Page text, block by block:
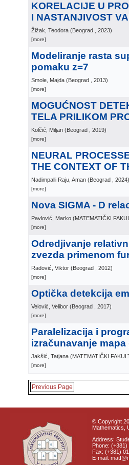
KORELACIJE U
I NASTANJIVOST
Žižak, Teodora (Beograd , 2023)
[more]
Modeliranje rasta
pomaku z=7
Smole, Majda (Beograd , 2013)
[more]
MOGUĆNOST
TELA PRILIKOM
Kolčić, Miljan (Beograd , 2019)
[more]
NEURAL
THE CONTEXT OF
Nadimpalli Raju, Aman (Beograd , 2024)
[more]
Nova SIGMA - D
Pavlović, Marko (MATEMATIČKI
[more]
Odredjivanje
zvezda primenom
Radović, Viktor (Beograd , 2012)
[more]
Optička detekcija
Velović, Velibor (Beograd , 2017)
[more]
Paralelizacija i
izračunavanje
Jakšić, Tatjana (MATEMATIČKI
[more]
Previous Page
© Copyright
Mathematics,
Address:
Phone: (+381)
Fax: (+381)
E-mail: